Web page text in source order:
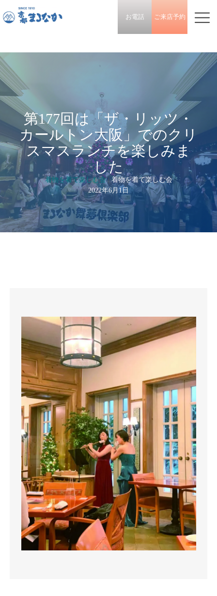
お電話 ご来店予約
第177回は「ザ・リッツ・
カールトン大阪」でのクリ
スマスランチを楽しみま
した
着物を着て楽しむ会|着物を着て楽しむ会
2022年6月1日